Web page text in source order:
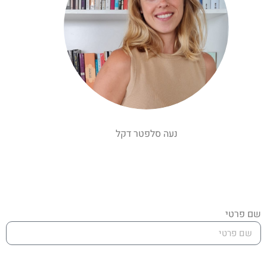
נעה סלפטר דקל
שם פרטי